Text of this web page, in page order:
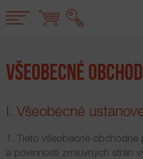
Jump to Navigation
Digitálne
Digitálne
WiFi Termostaty
VŠEOBECNÉ
I. Všeobecné
1. Tieto všeobecné obchodné
a povinnosti zmluvných strán